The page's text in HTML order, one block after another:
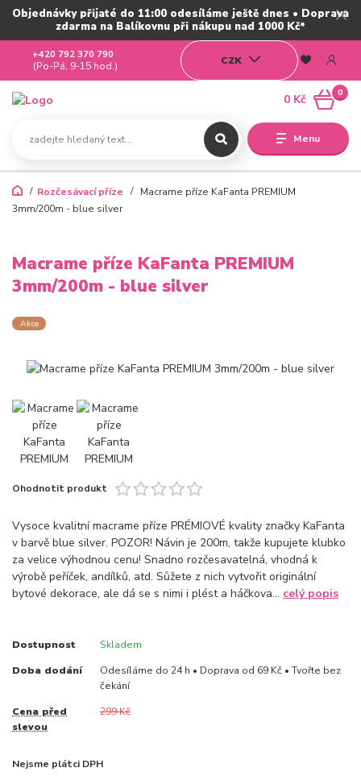
Objednávky přijaté do 11:00 odesíláme ještě dnes • Doprava
zdarma na Balíkovnu při nákupu nad 1000 Kč*
Menu
CZK
+420 792 370 790
(Po-Pá, 9-15 hod.)
0
0 Kč
Rozčesávací příze
Macrame příze KaFanta PREMIUM
3mm/200m - blue silver
Macrame příze KaFanta PREMIUM
3mm/200m - blue silver
Akce
Ohodnotit produkt
Vysoce kvalitní macrame příze PRÉMIOVÉ kvality značky KaFanta
v barvě blue silver. POZOR! Návin je 200m, takže kupujete klubko
za velice výhodnou cenu! Snadno rozčesavatelná, vhodná k
výrobě peříček, andílků, atd. Sůžete z nich vytvořit originální
bytové dekorace, ale dá se s nimi i plést a háčkova... celý popis
Dostupnost Skladem
Doba dodání
Odesíláme do 24 h • Doprava od 69 Kč • Tvořte bez
čekání
Cena před
slevou
299 Kč
Nejsme plátci DPH